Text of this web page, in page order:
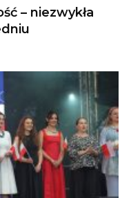
– niezwykła